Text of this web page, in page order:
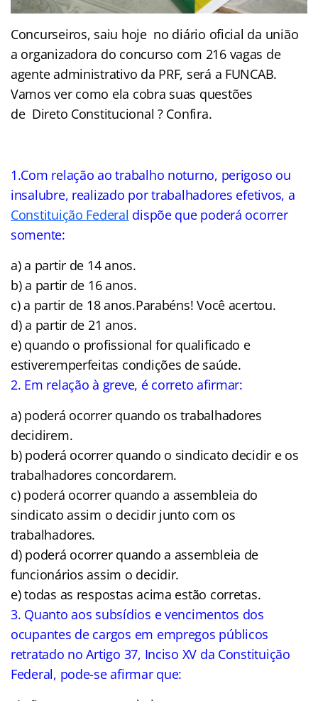
Concurseiros, saiu hoje no diário oficial da união
a organizadora do concurso com 216 vagas de
agente administrativo da PRF, será a FUNCAB.
Vamos ver como ela cobra suas questões
de Direto Constitucional ? Confira.
1.Com relação ao trabalho noturno, perigoso ou
insalubre, realizado por trabalhadores efetivos, a
Constituição Federal dispõe que poderá ocorrer
somente:
a) a partir de 14 anos.
b) a partir de 16 anos.
c) a partir de 18 anos.Parabéns! Você acertou.
d) a partir de 21 anos.
e) quando o profissional for qualificado e
estiveremperfeitas condições de saúde.
2. Em relação à greve, é correto afirmar:
a) poderá ocorrer quando os trabalhadores
decidirem.
b) poderá ocorrer quando o sindicato decidir e os
trabalhadores concordarem.
c) poderá ocorrer quando a assembleia do
sindicato assim o decidir junto com os
trabalhadores.
d) poderá ocorrer quando a assembleia de
funcionários assim o decidir.
e) todas as respostas acima estão corretas.
3. Quanto aos subsídios e vencimentos dos
ocupantes de cargos em empregos públicos
retratado no Artigo 37, Inciso XV da Constituição
Federal, pode-se afirmar que: